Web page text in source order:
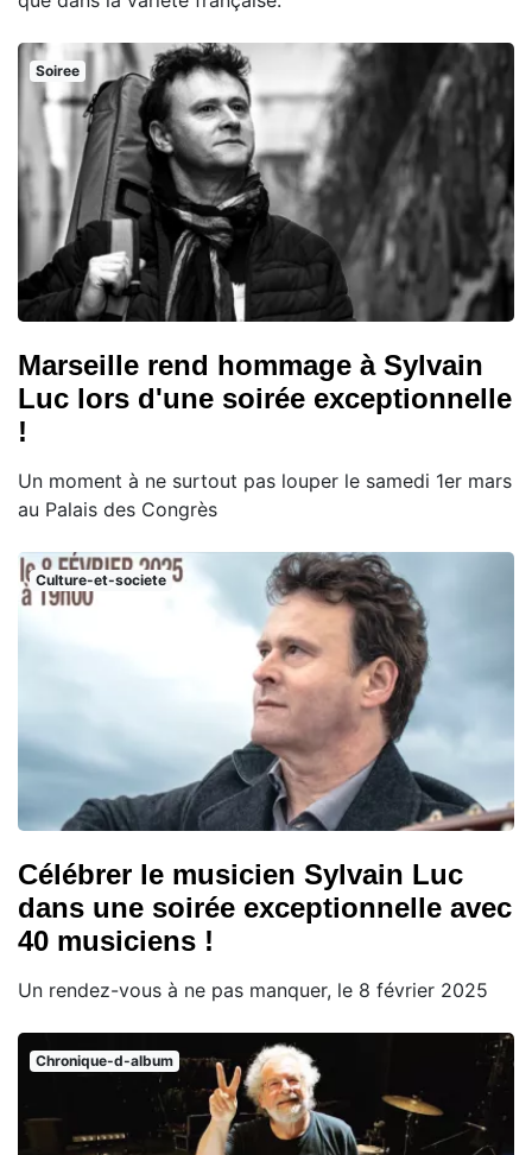
Soiree
Marseille rend hommage à Sylvain
Luc lors d'une soirée exceptionnelle
!
Un moment à ne surtout pas louper le samedi 1er mars
au Palais des Congrès
Culture-et-societe
Célébrer le musicien Sylvain Luc
dans une soirée exceptionnelle avec
40 musiciens !
Un rendez-vous à ne pas manquer, le 8 février 2025
Chronique-d-album